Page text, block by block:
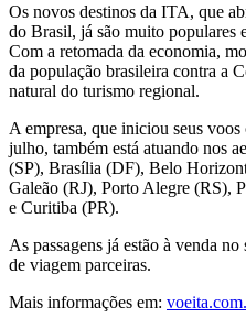
Os novos destinos da ITA, que
do Brasil, já são muito populares
Com a retomada da economia,
da população brasileira contra a
natural do turismo regional.
A empresa, que iniciou seus
julho, também está atuando nos
(SP), Brasília (DF), Belo
Galeão (RJ), Porto Alegre (RS),
e Curitiba (PR).
As passagens já estão à venda
de viagem parceiras.
Mais informações em: